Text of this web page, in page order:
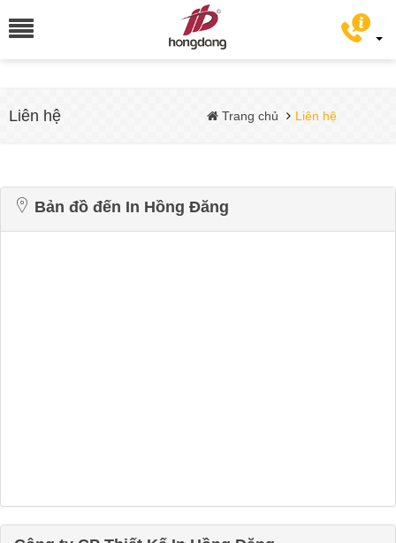
Liên hệ Trang chủ Liên hệ
Bản đồ đến In Hồng Đăng